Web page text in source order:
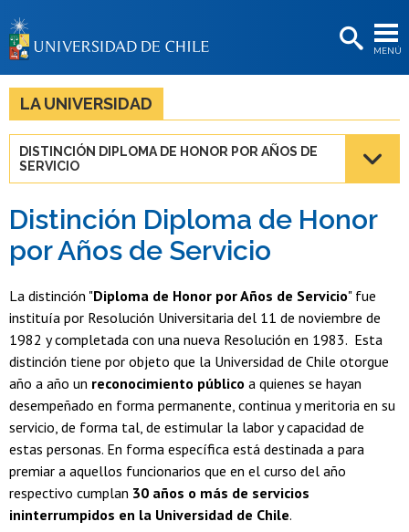
MENÚ
BIBLIOTECAS
LA UNIVERSIDAD
Funcionarias/os
LA UNIVERSIDAD
DISTINCIÓN DIPLOMA DE HONOR POR AÑOS DE
SERVICIO
Distinción Diploma de Honor
por Años de Servicio
La distinción "Diploma de Honor por Años de Servicio" fue
instituía por Resolución Universitaria del 11 de noviembre de
1982 y completada con una nueva Resolución en 1983. Esta
distinción tiene por objeto que la Universidad de Chile otorgue
año a año un reconocimiento público a quienes se hayan
desempeñado en forma permanente, continua y meritoria en su
servicio, de forma tal, de estimular la labor y capacidad de
estas personas. En forma específica está destinada a para
premiar a aquellos funcionarios que en el curso del año
respectivo cumplan 30 años o más de servicios
ininterrumpidos en la Universidad de Chile.